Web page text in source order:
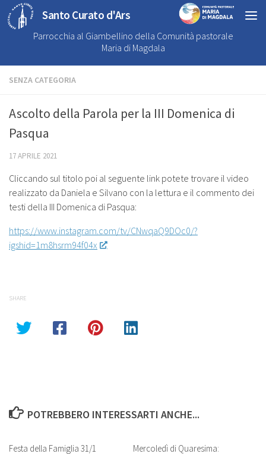
Santo Curato d'Ars
Parrocchia al Giambellino della Comunità pastorale
Maria di Magdala
SENZA CATEGORIA
Ascolto della Parola per la III Domenica di
Pasqua
17 APRILE 2021
Cliccando sul titolo poi al seguente link potete trovare il video
realizzato da Daniela e Silvano con la lettura e il commento dei
testi della III Domenica di Pasqua:
https://www.instagram.com/tv/CNwqaQ9DOc0/?
igshid=1m8hsrm94f04x
SHARE
POTREBBERO INTERESSARTI ANCHE...
Festa della Famiglia 31/1
Mercoledì di Quaresima: